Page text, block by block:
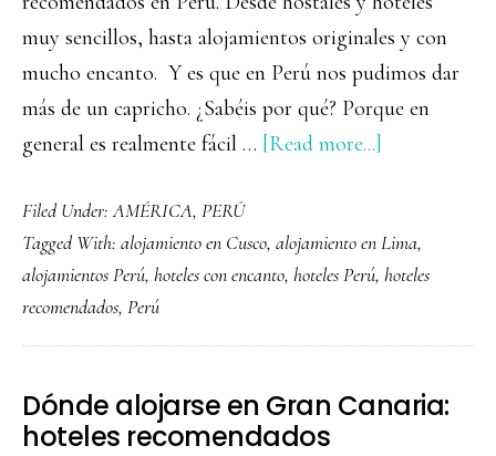
muy sencillos, hasta alojamientos originales y con
mucho encanto. Y es que en Perú nos pudimos dar
más de un capricho. ¿Sabéis por qué? Porque en
general es realmente fácil … [Read more...]
en
Perú:
Filed Under:AMÉRICA, PERÚ
Tagged With: alojamiento en Cusco, alojamiento en Lima,
alojamientos Perú, hoteles con encanto, hoteles Perú, hoteles
recomendados, Perú
Dónde alojarse en Gran Canaria:
hoteles recomendados